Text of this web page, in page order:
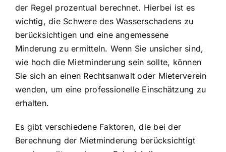
der Regel prozentual berechnet. Hierbei ist es
wichtig, die Schwere des Wasserschadens zu
berücksichtigen und eine angemessene
Minderung zu ermitteln. Wenn Sie unsicher sind,
wie hoch die Mietminderung sein sollte, können
Sie sich an einen Rechtsanwalt oder Mieterverein
wenden, um eine professionelle Einschätzung zu
erhalten.
Es gibt verschiedene Faktoren, die bei der
Berechnung der Mietminderung berücksichtigt